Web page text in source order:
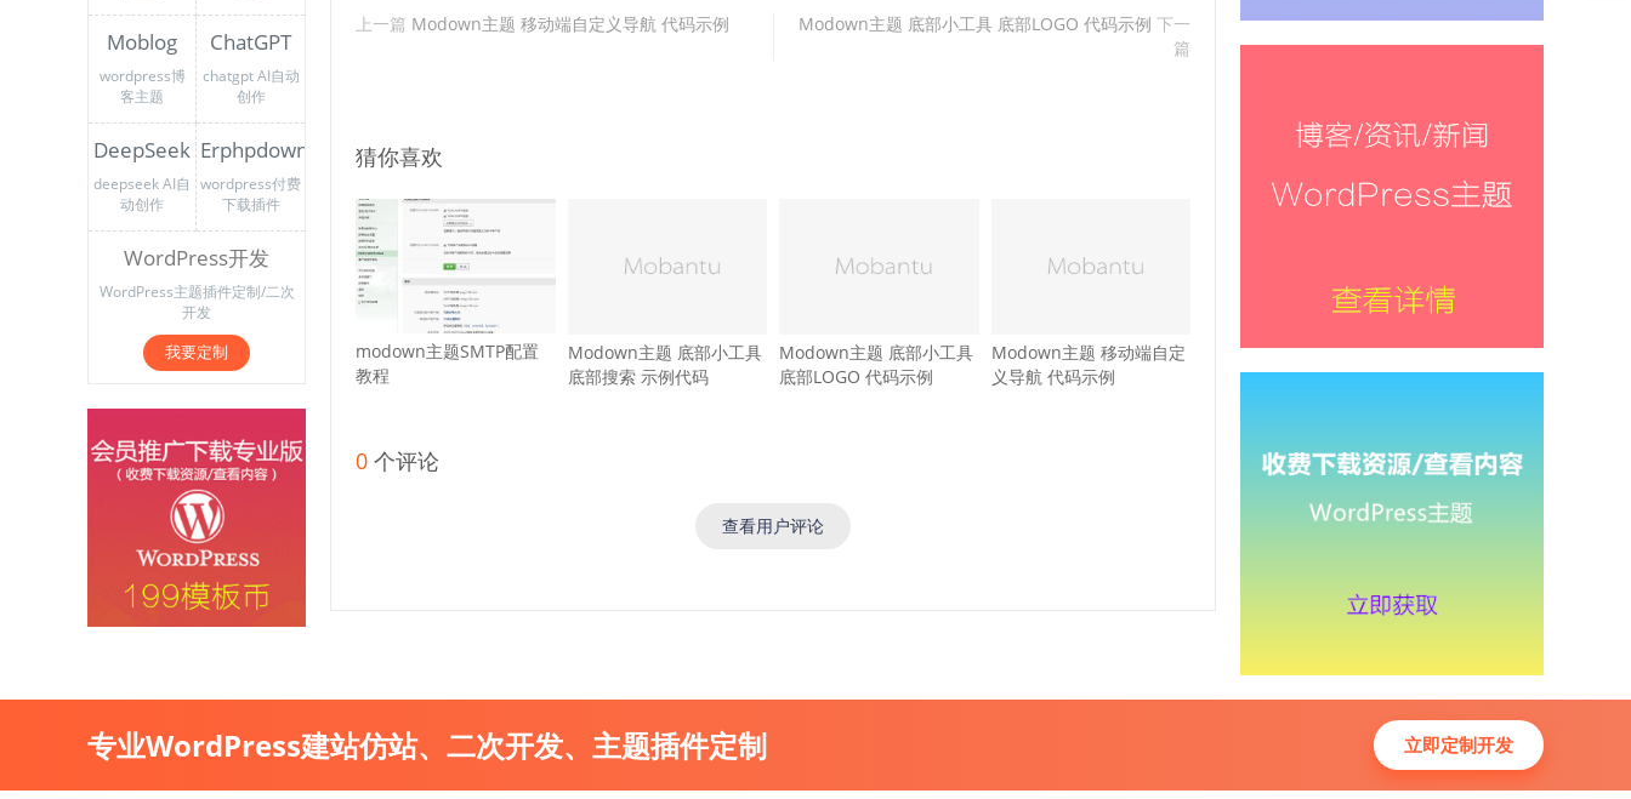
上一篇 Modown主题 移动端自定义导航 代码示例 Modown主题 底部小工具 底部LOGO 代码示例 下一
篇
猜你喜欢
modown主题SMTP配置
教程
Modown主题 底部小工具
底部搜索 示例代码
Modown主题 底部小工具
底部LOGO 代码示例
Modown主题 移动端自定
义导航 代码示例
0 个评论
查看用户评论
Moblog
wordpress博
客主题
ChatGPT
chatgpt AI自动
创作
DeepSeek
deepseek AI自
动创作
Erphpdown
wordpress付费
下载插件
WordPress开发
WordPress主题插件定制/二次
开发
我要定制
专业WordPress建站仿站、二次开发、主题插件定制 立即定制开发